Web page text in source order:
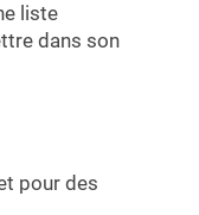
liste
dans son
pour des